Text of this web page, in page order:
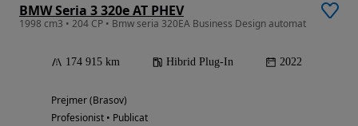
BMW Seria 3 320e AT PHEV
1998 cm3 • 204 CP • Bmw seria 320EA Business Design automat
174 915 km Hibrid Plug-In 2022
Prejmer (Brasov)
Profesionist • Publicat